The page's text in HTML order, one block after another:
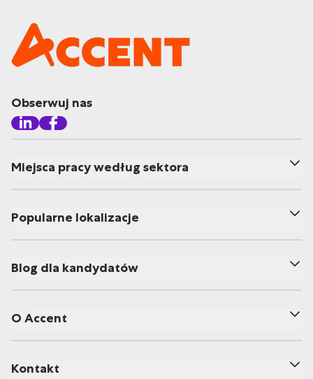
Obserwuj nas
Miejsca pracy według sektora
Popularne lokalizacje
Blog dla kandydatów
O Accent
Kontakt